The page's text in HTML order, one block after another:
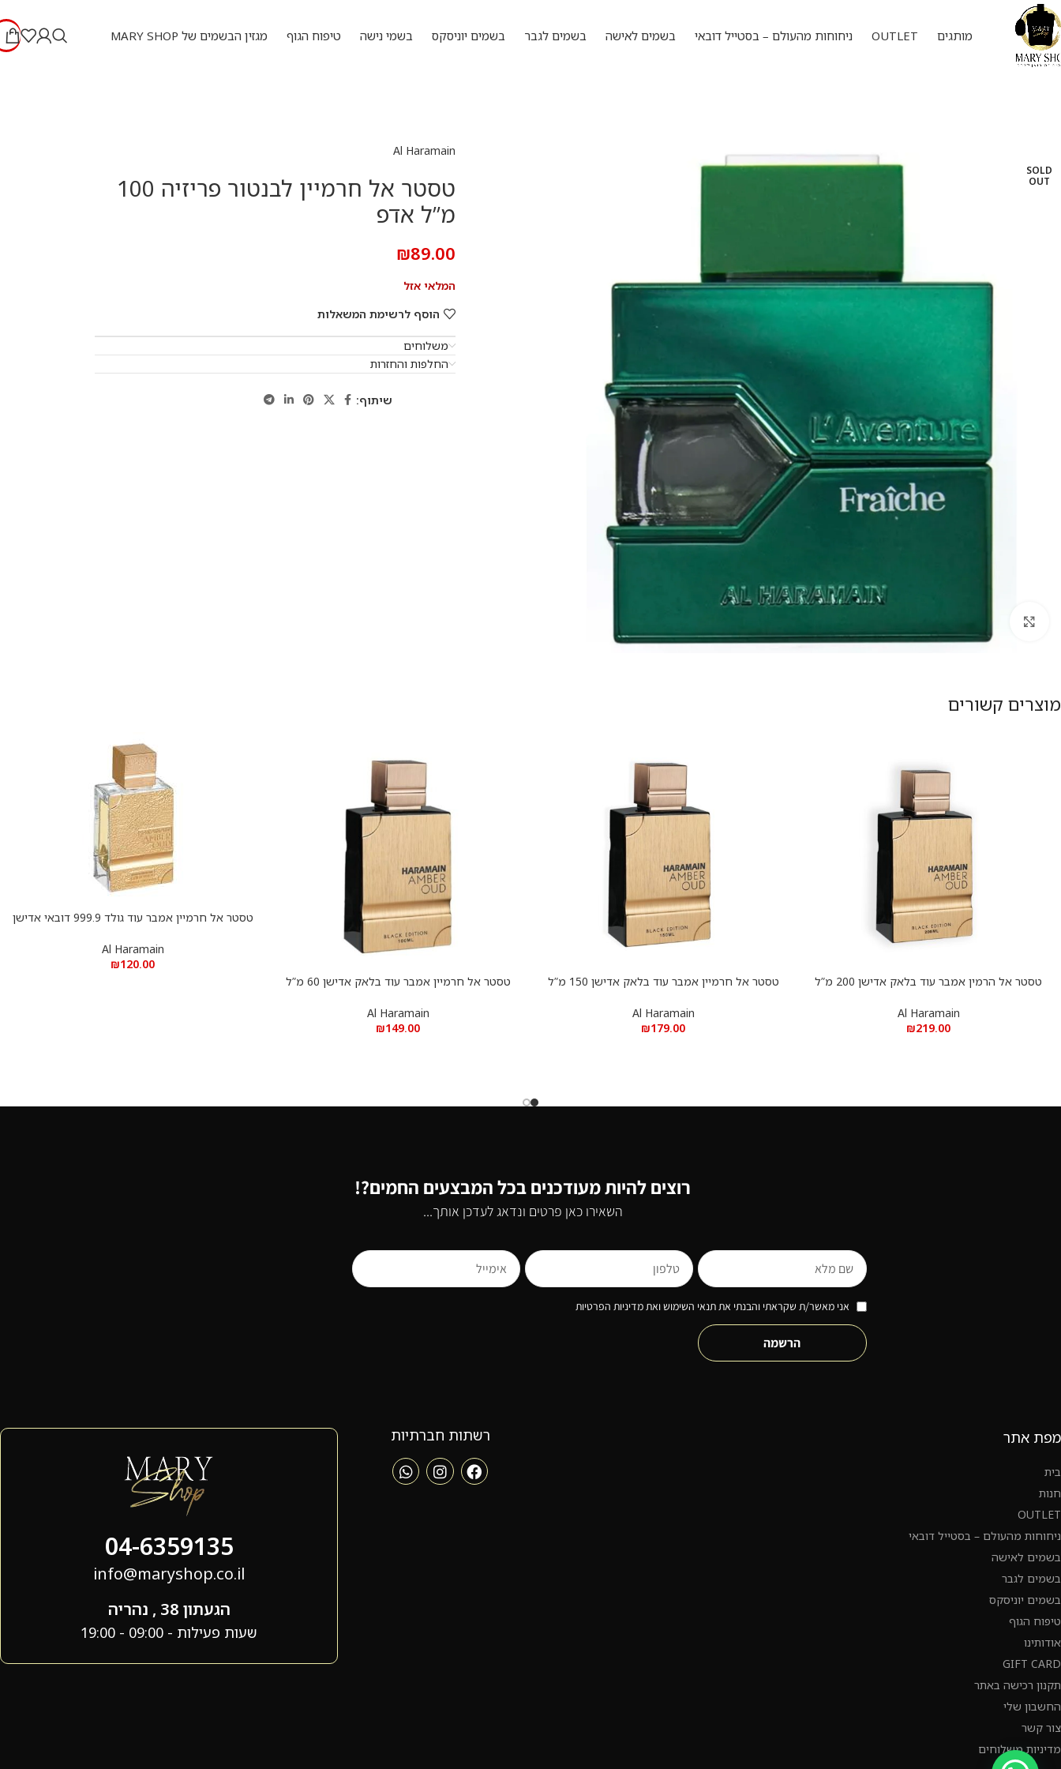
מותגים OUTLET ניחוחות מהעולם – בסטייל דובאי בשמים לאישה בשמים לגבר בשמים יוניסקס בשמי נישה טיפוח הגוף מגזין הבשמים של MARY SHOP
SOLD
OUT
Al Haramain
טסטר אל חרמיין לבנטור פריזיה 100
מ”ל אדפ
₪89.00
המלאי אזל
הוסף לרשימת המשאלות
משלוחים
החלפות והחזרות
שיתוף:
מוצרים קשורים
הוספה לסל
טסטר אל הרמין אמבר עוד בלאק אדישן 200 מ”ל
Al Haramain
₪219.00
הוספה לסל
טסטר אל חרמיין אמבר עוד בלאק אדישן 150 מ”ל
Al Haramain
₪179.00
הוספה לסל
טסטר אל חרמיין אמבר עוד בלאק אדישן 60 מ”ל
Al Haramain
₪149.00
הוספה לסל
טסטר אל חרמיין אמבר עוד גולד 999.9 דובאי אדישן
999.9 Dubai Edition Al Haramain Perfumes
Al Haramain
₪120.00
רוצים להיות מעודכנים בכל המבצעים החמים?!
השאירו כאן פרטים ונדאג לעדכן אותך...
אני מאשר/ת שקראתי והבנתי את תנאי השימוש ואת מדיניות הפרטיות
הרשמה
מפת אתר
בית
חנות
OUTLET
ניחוחות מהעולם – בסטייל דובאי
בשמים לאישה
בשמים לגבר
בשמים יוניסקס
טיפוח הגוף
אודותינו
GIFT CARD
תקנון רכישה באתר
החשבון שלי
צור קשר
מדיניות משלוחים
רשתות חברתיות
04-6359135
info@maryshop.co.il
הגעתון 38 , נהריה
שעות פעילות - 09:00 - 19:00